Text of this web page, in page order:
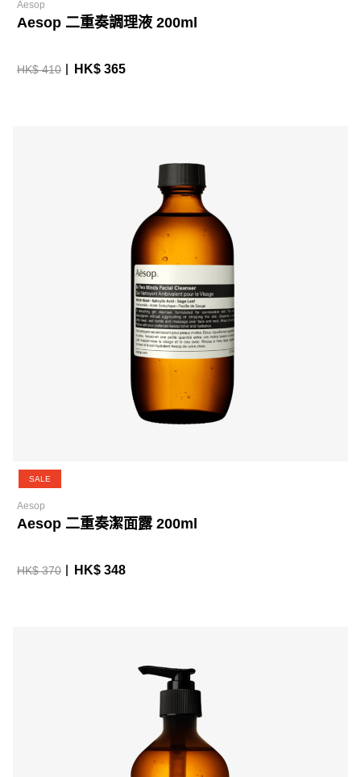
Aesop
Aesop 二重奏調理液 200ml
HK$ 410 HK$ 365
SALE
Aesop
Aesop 二重奏潔面露 200ml
HK$ 370 HK$ 348